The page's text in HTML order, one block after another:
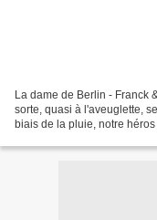
La dame de Berlin - Franck
sorte, quasi à l'aveuglette,
biais de la pluie, notre